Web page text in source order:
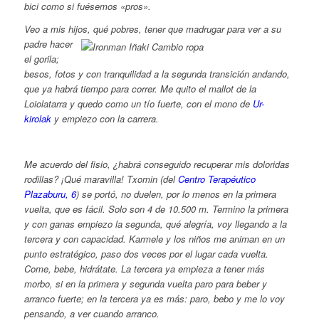
bici como si fuésemos «pros».
Veo a mis hijos, qué pobres, tener que madrugar para ver a su
padre hacer
el gorila;
besos, fotos y con tranquilidad a la segunda transición andando,
que ya habrá tiempo para correr. Me quito el mallot de la
Loiolatarra y quedo como un tío fuerte, con el mono de Ur-
kirolaky empiezo con la carrera.
Me acuerdo del fisio, ¿habrá conseguido recuperar mis doloridas
rodillas? ¡Qué maravilla! Txomin (delCentro Terapéutico
Plazaburu, 6) se portó, no duelen, por lo menos en la primera
vuelta, que es fácil. Solo son 4 de 10.500 m. Termino la primera
y con ganas empiezo la segunda, qué alegría, voy llegando a la
tercera y con capacidad. Karmele y los niños me animan en un
punto estratégico, paso dos veces por el lugar cada vuelta.
Come, bebe, hidrátate. La tercera ya empieza a tener más
morbo, si en la primera y segunda vuelta paro para beber y
arranco fuerte; en la tercera ya es más: paro, bebo y me lo voy
pensando, a ver cuando arranco.